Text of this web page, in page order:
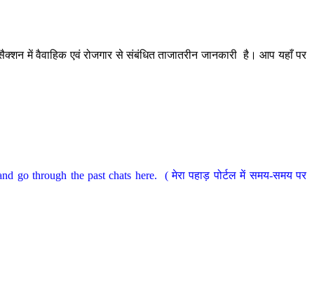
में वैवाहिक एवं रोजगार से संबंधित ताजातरीन जानकारी है। आप यहाँ पर
go through the past chats here. ( मेरा पहाड़ पोर्टल में समय-समय पर